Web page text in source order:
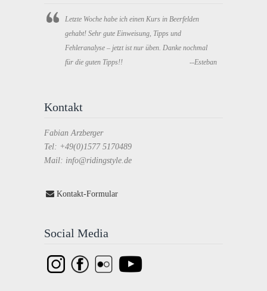
Letzte Woche habe ich einen Kurs in Beerfelden
gehabt! Sehr gute Einweisung, Tipps und
Fehleranalyse – jetzt ist nur üben. Danke nochmal
für die guten Tipps!!
--Esteban
Kontakt
Fabian Arzberger
Tel: +49(0)1577 5170489
Mail: info@ridingstyle.de
Kontakt-Formular
Social Media